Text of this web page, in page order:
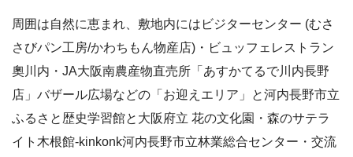
周囲は自然に恵まれ、敷地内にはビジターセンター (むさ
さびパン工房/かわちもん物産店)・ビュッフェレストラン
奧川内・JA大阪南農産物直売所「あすかてるで川内長野
店」バザール広場などの「お迎えエリア」と河内長野市立
ふるさと歴史学習館と大阪府立 花の文化園・森のサテラ
イト木根館-kinkonk河内長野市立林業総合センター・交流